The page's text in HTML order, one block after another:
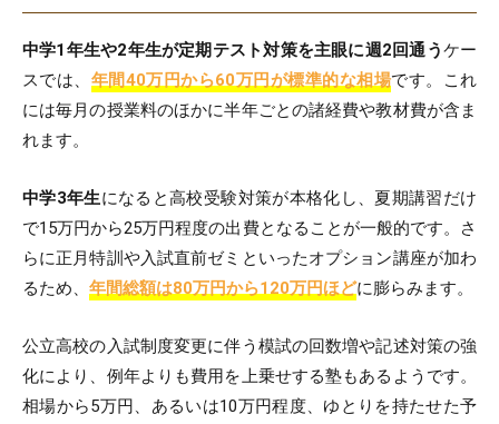
中学1年生や2年生が定期テスト対策を主眼に週2回通うケー
スでは、 年間40万円から60万円が標準的な相場です。これ
には毎月の授業料のほかに半年ごとの諸経費や教材費が含ま
れます。
中学3年生になると高校受験対策が本格化し、夏期講習だけ
で15万円から25万円程度の出費となることが一般的です。さ
らに正月特訓や入試直前ゼミといったオプション講座が加わ
るため、 年間総額は80万円から120万円ほどに膨らみます。
公立高校の入試制度変更に伴う模試の回数増や記述対策の強
化により、例年よりも費用を上乗せする塾もあるようです。
相場から5万円、あるいは10万円程度、ゆとりを持たせた予